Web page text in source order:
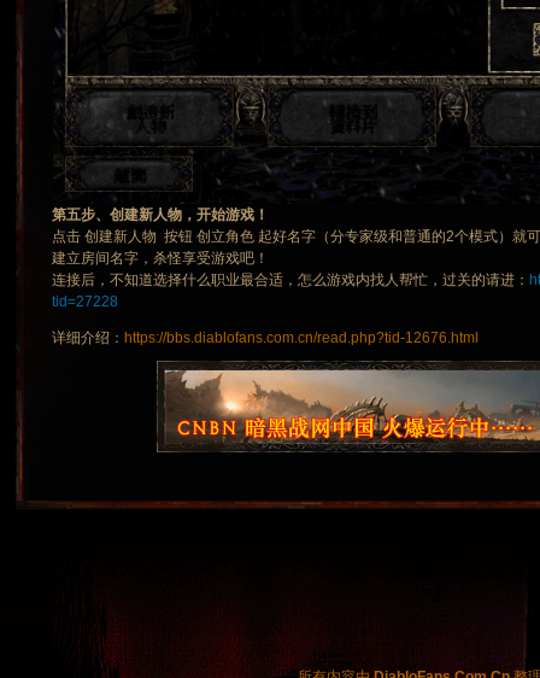
第五步、创建新人物，开始游戏！
点击 创建新人物 按钮 创立角色 起好名字（分专家级和普通的2个模式）就
建立房间名字，杀怪享受游戏吧！
连接后，不知道选择什么职业最合适，怎么游戏内找人帮忙，过关的请进：
tid=27228
详细介绍： https://bbs.diablofans.com.cn/read.php?tid-12676.html